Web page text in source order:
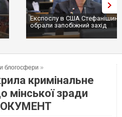
Трамп не передасть Україні
сотні ракет до Patriot, бо у
блогосфери »
кримінальне
зради